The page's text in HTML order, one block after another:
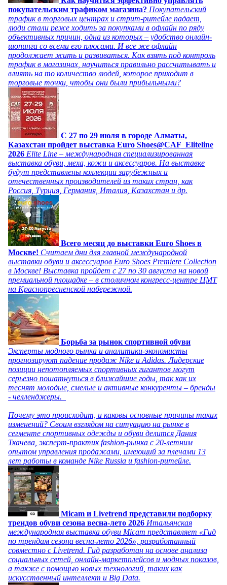
покупательским трафиком магазина? Покупательский
трафик в торговых центрах и стрит-ритейле падает,
люди стали реже ходить за покупками в офлайн по ряду
объективных причин, одна из которых – удобство онлайн-
шопинга со всеми его плюсами. И все же офлайн
продолжает жить и развиваться. Как взять под контроль
трафик в магазинах, научиться правильно рассчитывать и
влиять на то количество людей, которое приходит в
торговые точки, чтобы они были прибыльными?
C 27 по 29 июля в городе Алматы,
Казахстан пройдет выставка Euro Shoes@CAF_Eliteline
2026 Elite Line – международная специализированная
выставка обуви, меха, кожи и аксессуаров. На выставке
будут представлены коллекции зарубежных и
отечественных производителей из таких стран, как
Россия, Турция, Германия, Италия, Казахстан и др.
Всего месяц до выставки Euro Shoes в
Москве! Считаем дни для главной международной
выставки обуви и аксессуаров Euro Shoes Premiere Collection
в Москве! Выставка пройдет с 27 по 30 августа на новой
премиальной площадке – в столичном конгресс-центре ЦМТ
на Краснопресненской набережной.
Борьба за рынок спортивной обуви
Эксперты модного рынка и аналитики-экономисты
прогнозируют падение продаж Nike и Adidas. Лидерские
позиции непотопляемых спортивных гигантов могут
серьезно пошатнуться в ближайшие годы, так как их
теснят молодые, смелые и активные конкуренты – бренды
- челленджеры.
Почему это происходит, и каковы основные причины таких
изменений? Своим взглядом на ситуацию на рынке в
сегменте спортивных одежды и обуви делится Дания
Ткачева, эксперт-практик fashion-рынка с 20-летним
опытом управления продажами, имеющий за плечами 13
лет работы в команде Nike Russia и fashion-ритейле.
Micam и Livetrend представили подборку
трендов обуви сезона весна-лето 2026 Итальянская
международная выставка обуви Micam представляет «Гид
по трендам сезона весна-лето 2026», разработанный
совместно с Livetrend. Гид разработан на основе анализа
социальных сетей, онлайн-маркетплейсов и модных показов,
а также с помощью новых технологий, таких как
искусственный интеллект и Big Data.